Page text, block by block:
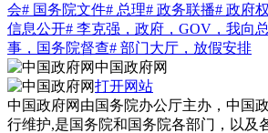
会# 国务院文件# 总理# 政务联播# 政府
信息公开# 李克强，政府，GOV，我向
事，国务院督查# 部门大厅，放假安排
中国政府网
打开网站
中国政府网由国务院办公厅主办，中国
行维护,是国务院和国务院各部门，以及